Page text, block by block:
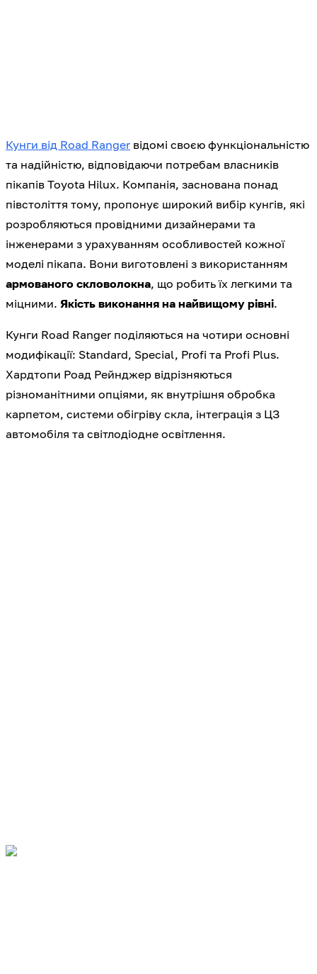
Кунги від Road Ranger відомі своєю функціональністю
та надійністю, відповідаючи потребам власників
пікапів Toyota Hilux. Компанія, заснована понад
півстоліття тому, пропонує широкий вибір кунгів, які
розробляються провідними дизайнерами та
інженерами з урахуванням особливостей кожної
моделі пікапа. Вони виготовлені з використанням
армованого скловолокна, що робить їх легкими та
міцними. Якість виконання на найвищому рівні.
Кунги Road Ranger поділяються на чотири основні
модифікації: Standard, Special, Profi та Profi Plus.
Хардтопи Роад Рейнджер відрізняються
різноманітними опціями, як внутрішня обробка
карпетом, системи обігріву скла, інтеграція з ЦЗ
автомобіля та світлодіодне освітлення.